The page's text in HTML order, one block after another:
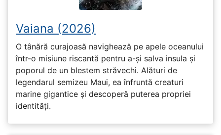
Vaiana (2026)
O tânără curajoasă navighează pe apele oceanului
într-o misiune riscantă pentru a-și salva insula și
poporul de un blestem străvechi. Alături de
legendarul semizeu Maui, ea înfruntă creaturi
marine gigantice și descoperă puterea propriei
identități.